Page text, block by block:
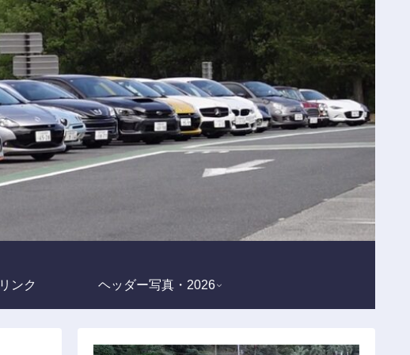
リンク ヘッダー写真・2026